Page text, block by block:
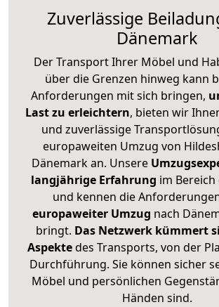
Zuverlässige
Dänemark
Der Transport Ihrer Möbel und
über die Grenzen hinweg kann
Anforderungen mit sich bringen,
Last zu erleichtern, bieten wir
und zuverlässige
europaweiten Umzug von
Dänemark an. Unsere
langjährige Erfahrung im
und kennen die
europaweiter Umzug nach
bringt. Das Netzwerk kümmert
Aspektedes Transports, von der
Durchführung. Sie können sicher
Möbel und persönlichen
Händen sind.